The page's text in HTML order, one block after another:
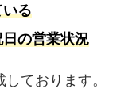
る
の営業状況
ております。